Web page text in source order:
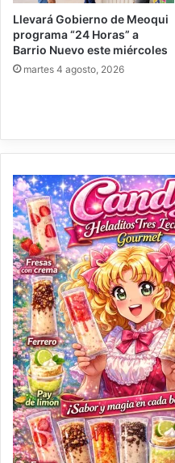
Llevará Gobierno de Meoqui
programa “24 Horas” a
Barrio Nuevo este miércoles
martes 4 agosto, 2026